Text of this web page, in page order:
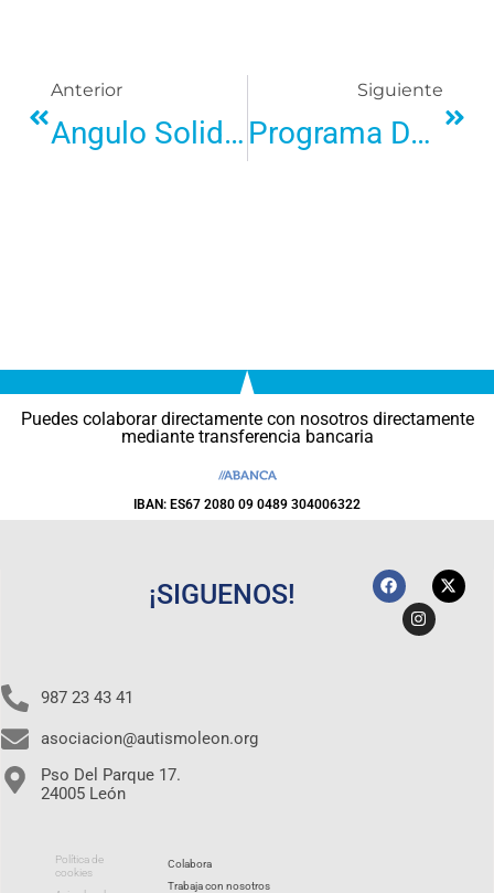
Anterior
Angulo Solidario En Museo Casa Botines Gaudí De Autismo León
Siguiente
Programa De Mejora De Empleabilidad Para Personas Con Discapacidad
Puedes colaborar directamente con nosotros directamente
mediante transferencia bancaria
IBAN: ES67 2080 09 0489 304006322
¡SIGUENOS!
987 23 43 41
asociacion@autismoleon.org
Pso Del Parque 17.
24005 León
Política de
cookies
Colabora
Trabaja con nosotros